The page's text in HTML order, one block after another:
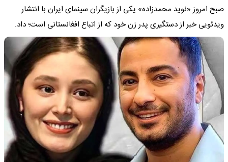
صبح امروز «نوید محمدزاده» یکی از بازیگران سینمای ایران با انتشار
ویدئویی خبر از دستگیری پدر زن خود که از اتباع افغانستانی است؛ داد.